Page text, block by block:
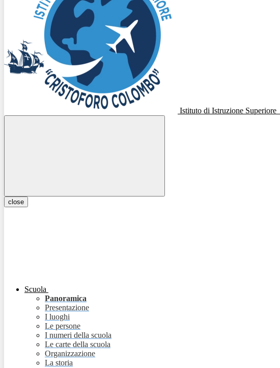
Istituto di Istruzione Superiore
close
Scuola
Panoramica
Presentazione
I luoghi
Le persone
I numeri della scuola
Le carte della scuola
Organizzazione
La storia